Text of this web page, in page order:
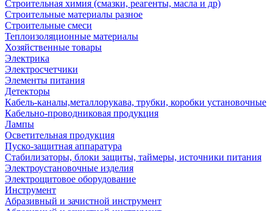
Строительная химия (смазки, реагенты, масла и др)
Строительные материалы разное
Строительные смеси
Теплоизоляционные материалы
Хозяйственные товары
Электрика
Электросчетчики
Элементы питания
Детекторы
Кабель-каналы,металлорукава, трубки, коробки установочные
Кабельно-проводниковая продукция
Лампы
Осветительная продукция
Пуско-защитная аппаратура
Стабилизаторы, блоки защиты, таймеры, источники питания
Электроустановочные изделия
Электрощитовое оборудование
Инструмент
Абразивный и зачистной инструмент